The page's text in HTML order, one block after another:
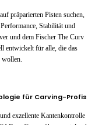
präparierten Pisten suchen,
Stabilität und
und dem Fischer The Curv
entwickelt für alle, die das
wollen.
für Carving-Profis
exzellente Kantenkontrolle